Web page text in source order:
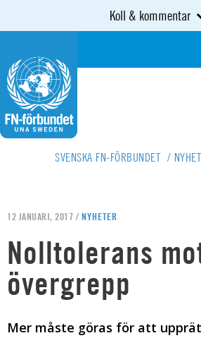
Koll & kommentar
SVENSKA FN-FÖRBUNDET /
12 JANUARI, 2017 / NYHETER
Nolltolerans
övergrepp
Mer måste göras för att